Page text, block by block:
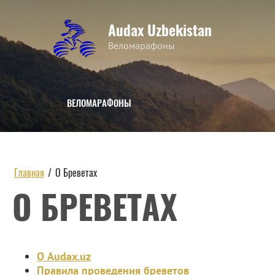
Audax Uzbekistan
Веломарафоны
ВЕЛОМАРАФОНЫ
Главная / О Бреветах
О БРЕВЕТАХ
О Audax.uz
Правила проведения бреветов